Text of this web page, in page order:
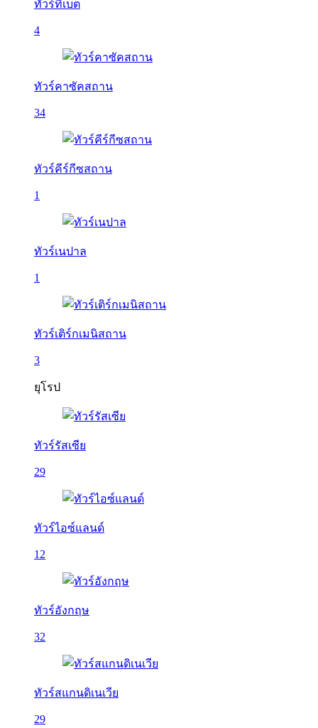
ทัวร์ทิเบต
4
ทัวร์คาซัคสถาน
34
ทัวร์คีร์กีซสถาน
1
ทัวร์เนปาล
1
ทัวร์เติร์กเมนิสถาน
3
ยุโรป
ทัวร์รัสเซีย
29
ทัวร์ไอซ์แลนด์
12
ทัวร์อังกฤษ
32
ทัวร์สแกนดิเนเวีย
29